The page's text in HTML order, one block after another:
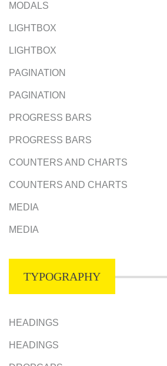
MODALS
LIGHTBOX
LIGHTBOX
PAGINATION
PAGINATION
PROGRESS BARS
PROGRESS BARS
COUNTERS AND CHARTS
COUNTERS AND CHARTS
MEDIA
MEDIA
TYPOGRAPHY
HEADINGS
HEADINGS